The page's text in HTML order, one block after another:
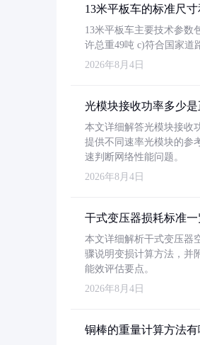
13米平板车的标准尺
13米平板车主要技术参数
许总重49吨 c)符合国家道
2026年8月4日
光模块接收功率多少是
本文详细解答光模块接收
提供不同速率光模块的参
速判断网络性能问题。
2026年8月4日
干式变压器损耗标准
本文详细解析干式变压器
骤说明变损计算方法，并
能效评估要点。
2026年8月4日
铜棒的重量计算方法